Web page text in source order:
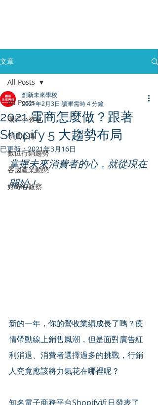
文章
All Posts
職涯小教室
學員心得
數位行銷趨勢
各國產業動態
好奇心觀察
All Posts
2021 電商怎麼做？跟著
Shopify 5 大趨勢布局
創新未來學校
2021年2月3日 讀畢需時 4 分鐘
已更新：2021年3月16日
掌握未來消費者的心，就從現在
開始！
新的一年，你的營收業績成長了嗎？疫
情帶動線上銷售風潮，但是面對廣告紅
利消退、消費者選擇過多的挑戰，行銷
人究竟應該將力氣花在哪裡呢？
知名電子商務平台Shopify近日發表了